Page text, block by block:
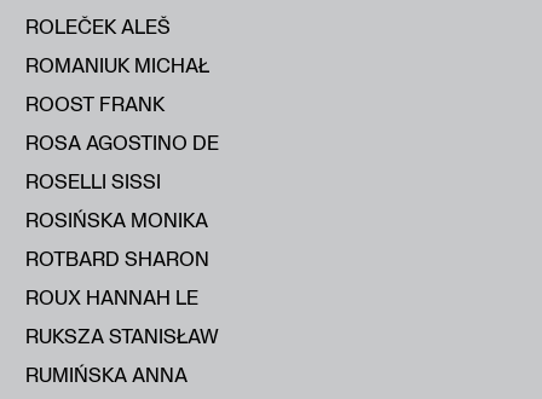
ROLEČEK ALEŠ
ROMANIUK MICHAŁ
ROOST FRANK
ROSA AGOSTINO DE
ROSELLI SISSI
ROSIŃSKA MONIKA
ROTBARD SHARON
ROUX HANNAH LE
RUKSZA STANISŁAW
RUMIŃSKA ANNA